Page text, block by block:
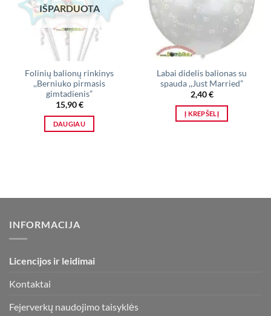
IŠPARDUOTA
Folinių balionų rinkinys
,,Berniuko pirmasis
gimtadienis”
15,90€
DAUGIAU
Labai didelis balionas su
spauda ,,Just Married”
2,40€
Į KREPŠELĮ
INFORMACIJA
Licencijos ir leidimai
Kontaktai
Fejerverkų naudojimo taisyklės